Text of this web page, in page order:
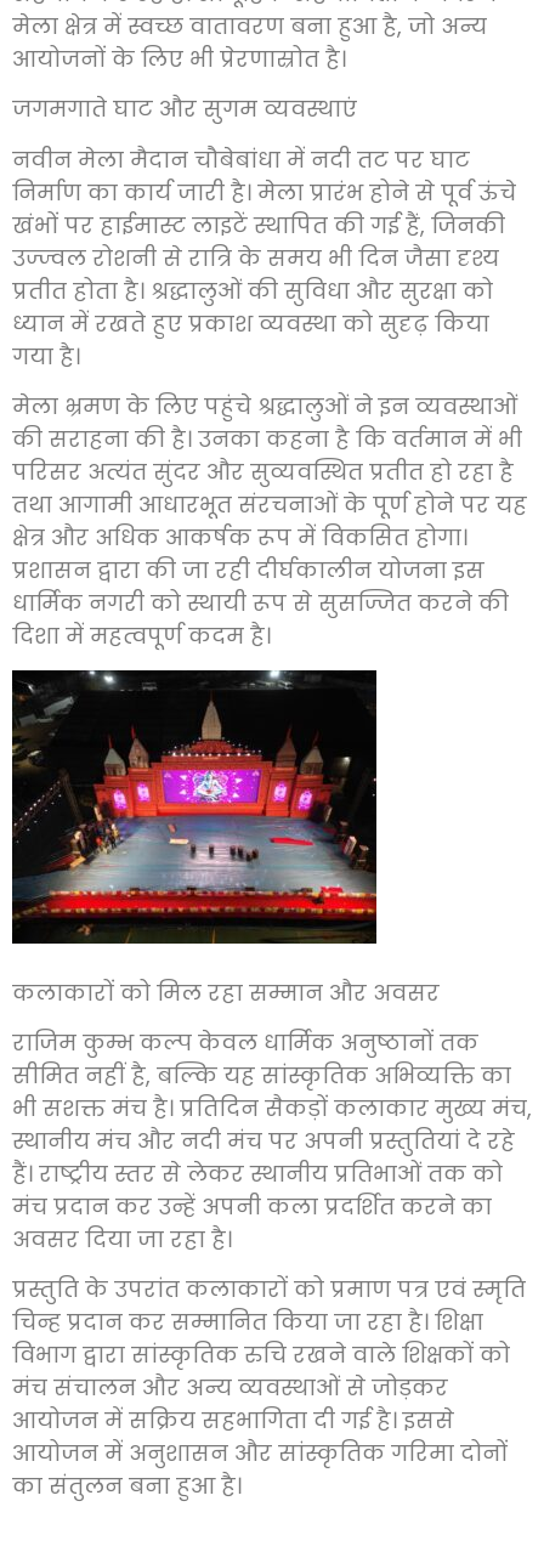
मेला क्षेत्र में स्वच्छ वातावरण बना हुआ है, जो अन्य
आयोजनों के लिए भी प्रेरणास्रोत है।
जगमगाते घाट और सुगम व्यवस्थाएं
नवीन मेला मैदान चौबेबांधा में नदी तट पर घाट
निर्माण का कार्य जारी है। मेला प्रारंभ होने से पूर्व ऊंचे
खंभों पर हाईमास्ट लाइटें स्थापित की गई हैं, जिनकी
उज्ज्वल रोशनी से रात्रि के समय भी दिन जैसा दृश्य
प्रतीत होता है। श्रद्धालुओं की सुविधा और सुरक्षा को
ध्यान में रखते हुए प्रकाश व्यवस्था को सुदृढ़ किया
गया है।
मेला भ्रमण के लिए पहुंचे श्रद्धालुओं ने इन व्यवस्थाओं
की सराहना की है। उनका कहना है कि वर्तमान में भी
परिसर अत्यंत सुंदर और सुव्यवस्थित प्रतीत हो रहा है
तथा आगामी आधारभूत संरचनाओं के पूर्ण होने पर यह
क्षेत्र और अधिक आकर्षक रूप में विकसित होगा।
प्रशासन द्वारा की जा रही दीर्घकालीन योजना इस
धार्मिक नगरी को स्थायी रूप से सुसज्जित करने की
दिशा में महत्वपूर्ण कदम है।
कलाकारों को मिल रहा सम्मान और अवसर
राजिम कुम्भ कल्प केवल धार्मिक अनुष्ठानों तक
सीमित नहीं है, बल्कि यह सांस्कृतिक अभिव्यक्ति का
भी सशक्त मंच है। प्रतिदिन सैकड़ों कलाकार मुख्य मंच,
स्थानीय मंच और नदी मंच पर अपनी प्रस्तुतियां दे रहे
हैं। राष्ट्रीय स्तर से लेकर स्थानीय प्रतिभाओं तक को
मंच प्रदान कर उन्हें अपनी कला प्रदर्शित करने का
अवसर दिया जा रहा है।
प्रस्तुति के उपरांत कलाकारों को प्रमाण पत्र एवं स्मृति
चिन्ह प्रदान कर सम्मानित किया जा रहा है। शिक्षा
विभाग द्वारा सांस्कृतिक रुचि रखने वाले शिक्षकों को
मंच संचालन और अन्य व्यवस्थाओं से जोड़कर
आयोजन में सक्रिय सहभागिता दी गई है। इससे
आयोजन में अनुशासन और सांस्कृतिक गरिमा दोनों
का संतुलन बना हुआ है।